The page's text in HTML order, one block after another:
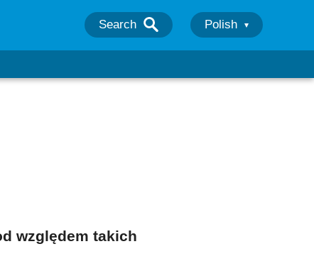
Search Polish
względem takich